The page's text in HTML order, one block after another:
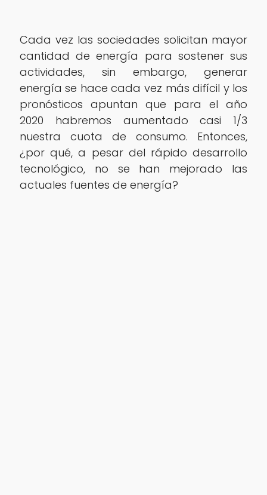
Cada vez las sociedades solicitan mayor
cantidad de energía para sostener sus
actividades, sin embargo, generar
energía se hace cada vez más difícil y los
pronósticos apuntan que para el año
2020 habremos aumentado casi 1/3
nuestra cuota de consumo. Entonces,
¿por qué, a pesar del rápido desarrollo
tecnológico, no se han mejorado las
actuales fuentes de energía?